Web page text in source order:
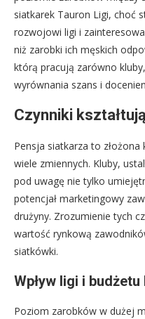
siatkarek Tauron Ligi, choć
rozwojowi ligi i
niż zarobki ich męskich
którą pracują zarówno
wyrównania szans i
Czynniki
Pensja siatkarza to
wiele zmiennych. Kluby,
pod uwagę nie tylko
potencjał marketingowy
drużyny. Zrozumienie tych
wartość rynkową
siatkówki.
Wpływ ligi i
Poziom zarobków w dużej